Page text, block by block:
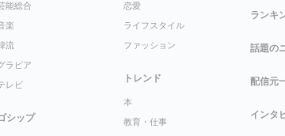
能総合
楽
流
ラビア
レビ
シップ
恋愛
ライフスタイル
ファッション
トレンド
本
教育・仕事
ランキ
話題の
配信元
インタ